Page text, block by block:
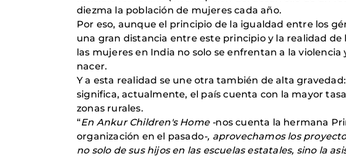
diezma la población de mujeres cada año.
Por eso, aunque el principio de la igualdad entre los
una gran distancia entre este principio y la realidad
las mujeres en India no solo se enfrentan a la
nacer.
Y a esta realidad se une otra también de alta
significa, actualmente, el país cuenta con la mayor
zonas rurales.
“En Ankur Children's Home -nos cuenta la hermana
organización en el pasado-, aprovechamos los
no solo de sus hijos en las escuelas estatales, sino la